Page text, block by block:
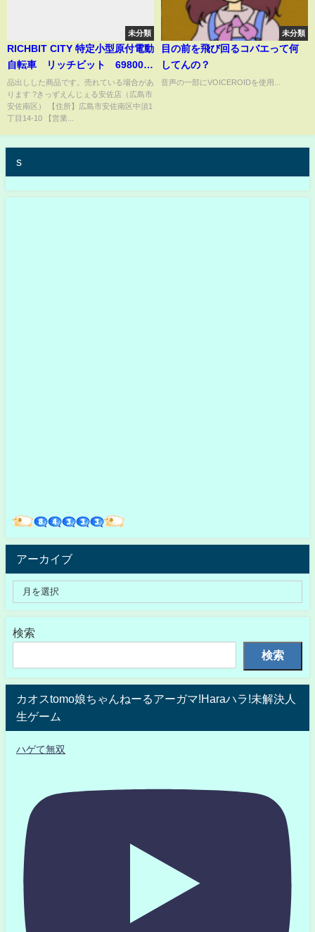
未分類
RICHBIT CITY 特定小型原付電動
自転車 リッチビット 69800
円 展示品 店頭販売のみ #安
佐南区
品出しした商品です。売れている場合があ
ります ?きっずえんじぇる安佐店（広島市
安佐南区） 【住所】広島市安佐南区中須1
丁目14-10 【営業...
未分類
目の前を飛び回るコバエって何
してんの？
音声の一部にVOICEROIDを使用...
s
アーカイブ
検索
検索
カオスtomo娘ちゃんねーるアーガマ!Haraハラ!未解決人
生ゲーム
ハゲて無双